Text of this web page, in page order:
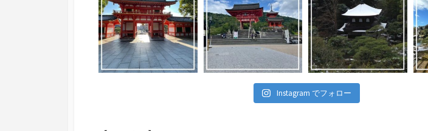
Instagram でフォロー